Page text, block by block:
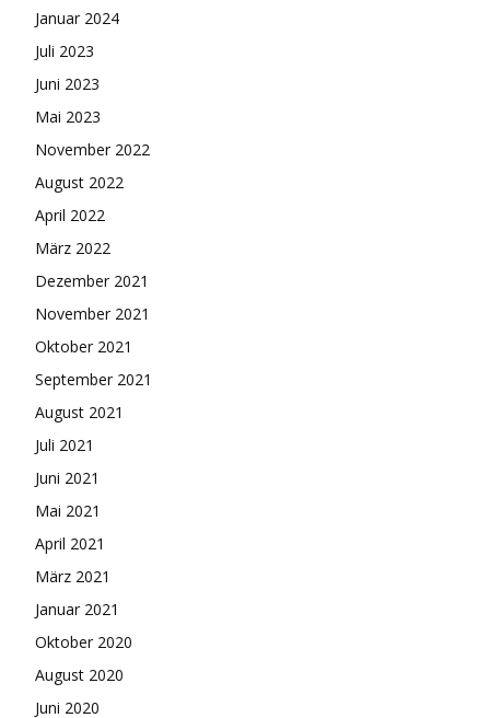
Januar 2024
Juli 2023
Juni 2023
Mai 2023
November 2022
August 2022
April 2022
März 2022
Dezember 2021
November 2021
Oktober 2021
September 2021
August 2021
Juli 2021
Juni 2021
Mai 2021
April 2021
März 2021
Januar 2021
Oktober 2020
August 2020
Juni 2020